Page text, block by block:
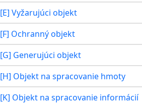
[E] Vyžarujúci objekt
[F] Ochranný objekt
[G] Generujúci objekt
[H] Objekt na spracovanie hmoty
[K] Objekt na spracovanie informácií